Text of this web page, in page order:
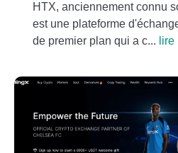
HTX, anciennement connu
est une plateforme
de premier plan qui a c...